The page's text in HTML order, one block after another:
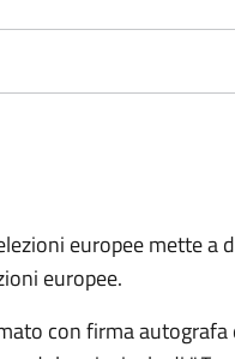
europee mette a
europee.
con firma autografa